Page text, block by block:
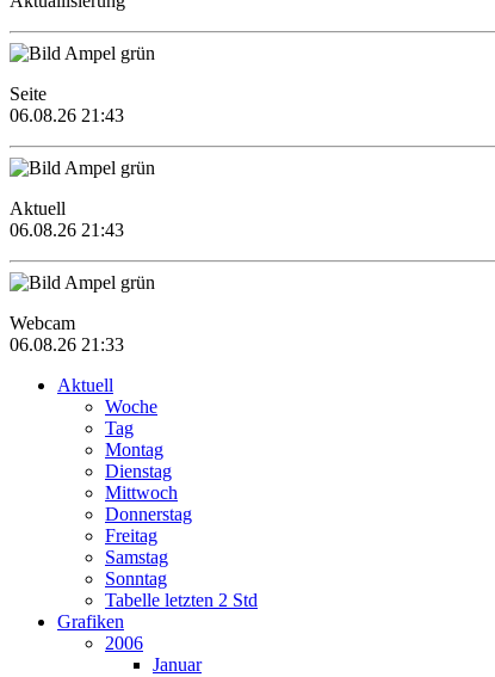
Seite
06.08.26 21:43
Aktuell
06.08.26 21:43
Webcam
06.08.26 21:33
Aktuell
Woche
Tag
Montag
Dienstag
Mittwoch
Donnerstag
Freitag
Samstag
Sonntag
Tabelle letzten 2 Std
Grafiken
2006
Januar